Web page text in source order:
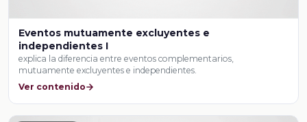
Eventos mutuamente excluyentes e
independientes I
explica la diferencia entre eventos complementarios,
mutuamente excluyentes e independientes.
Ver contenido